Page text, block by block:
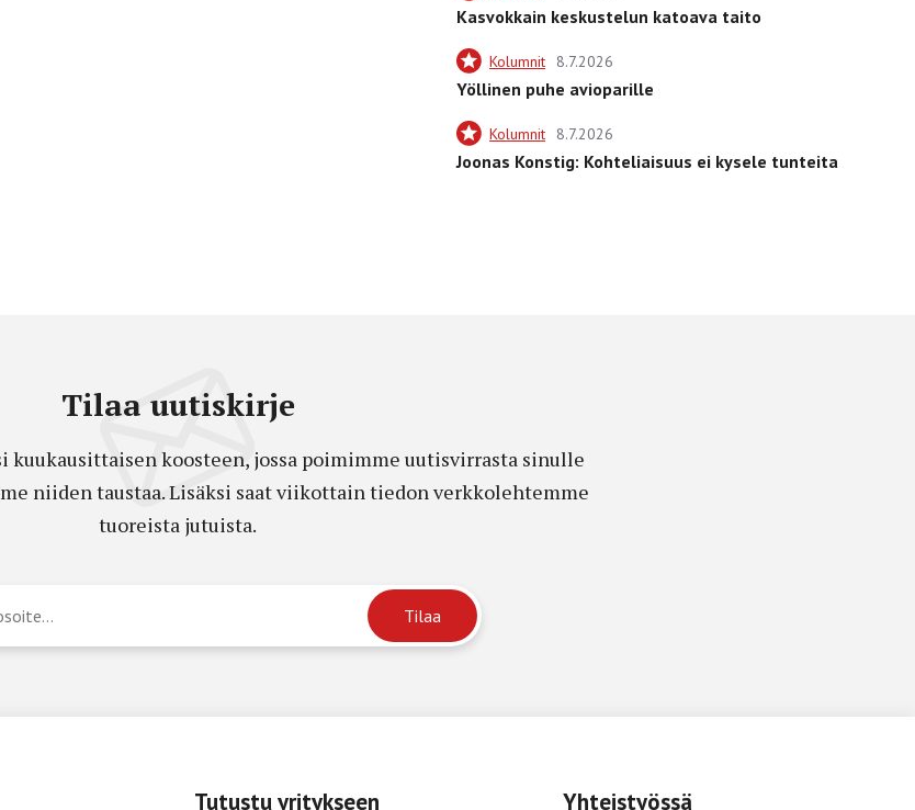
Kasvokkain keskustelun katoava taito
Kolumnit 8.7.2026
Yöllinen puhe avioparille
Kolumnit 8.7.2026
Joonas Konstig: Kohteliaisuus ei kysele tunteita
Tilaa uutiskirje
kuukausittaisen koosteen, jossa poimimme uutisvirrasta sinulle
niiden taustaa. Lisäksi saat viikottain tiedon verkkolehtemme
tuoreista jutuista.
Tutustu yritykseen Yhteistyössä